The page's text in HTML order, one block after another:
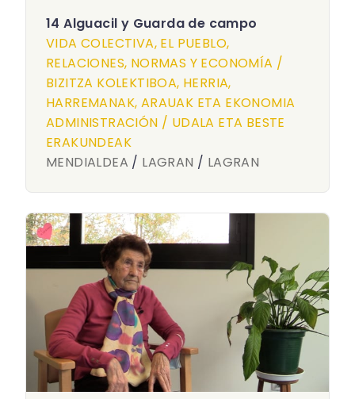
14 Alguacil y Guarda de campo
VIDA COLECTIVA, EL PUEBLO,
RELACIONES, NORMAS Y ECONOMÍA /
BIZITZA KOLEKTIBOA, HERRIA,
HARREMANAK, ARAUAK ETA EKONOMIA
ADMINISTRACIÓN / UDALA ETA BESTE
ERAKUNDEAK
MENDIALDEA / LAGRAN / LAGRAN